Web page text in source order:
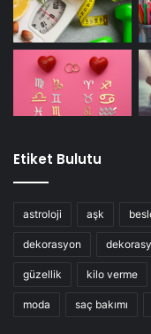
Etiket Bulutu
astroloji aşk
dekorasyon
güzellik kilo verme
moda saç bakımı